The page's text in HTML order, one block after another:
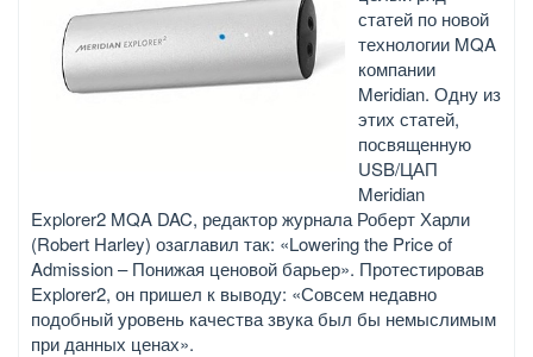
статей по новой
технологии MQA
компании
Meridian. Одну из
этих статей,
посвященную
USB/ЦАП
Meridian
Explorer2 MQA DAC, редактор журнала Роберт Харли
(Robert Harley) озаглавил так: «Lowering the Price of
Admission – Понижая ценовой барьер». Протестировав
Explorer2, он пришел к выводу: «Совсем недавно
подобный уровень качества звука был бы немыслимым
при данных ценах».